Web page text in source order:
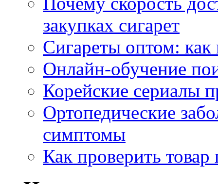
закупках сигарет
Сигареты оптом:
Онлайн-обучение
Корейские сериалы
Ортопедические
симптомы
Как проверить товар